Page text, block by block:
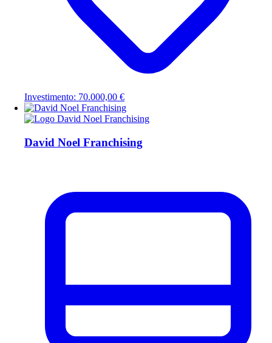
Investimento: 70.000,00 €
David Noel Franchising